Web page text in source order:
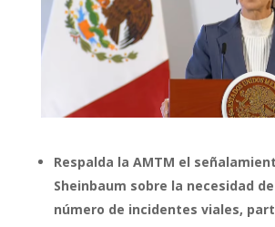
Respalda la AMTM el
Sheinbaum sobre la necesidad
número de incidentes viales,